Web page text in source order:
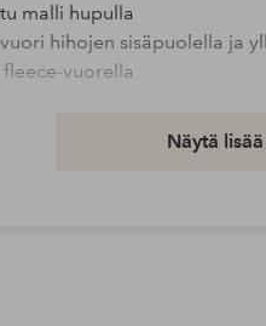
malli hupulla
hihojen sisäpuolella ja
vuorella
Näytä lisää